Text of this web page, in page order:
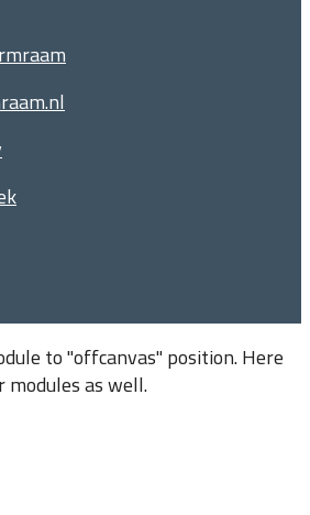
to "offcanvas" position. Here
modules as well.